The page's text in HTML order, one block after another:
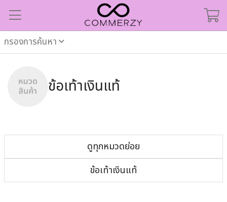
กรองการค้นหา
ข้อเท้าเงินแท้
ดูทุกหมวดย่อย
ข้อเท้าเงินแท้